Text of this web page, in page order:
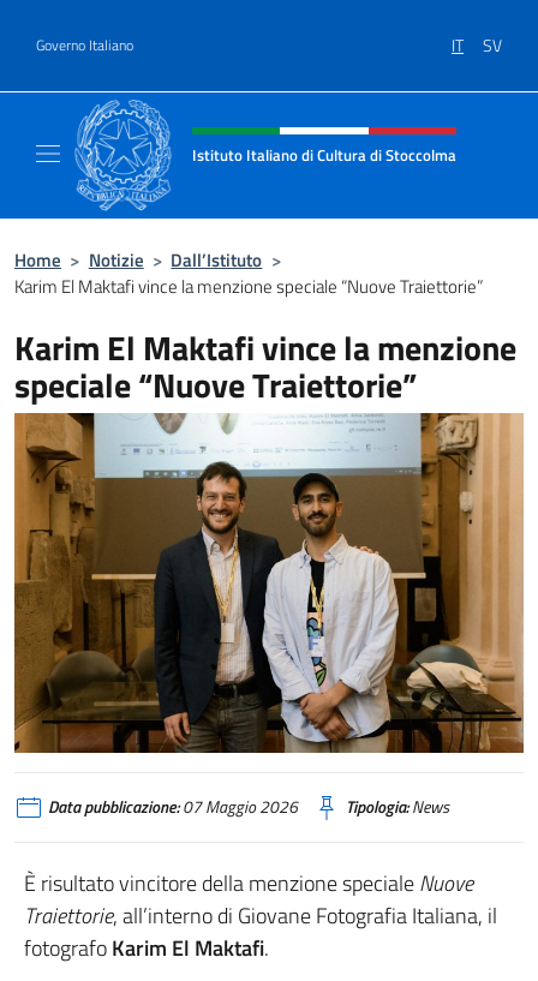
Governo Italiano IT SV
Intestazione sito, social e menù
Istituto Italiano di Cultura di Stoccolma
Home > Notizie > Dall’Istituto >
Karim El Maktafi vince la menzione speciale “Nuove Traiettorie”
Karim El Maktafi vince la menzione
speciale “Nuove Traiettorie”
Data pubblicazione:07 Maggio 2026 Tipologia:News
È risultato vincitore della menzione specialeNuove
Traiettorie, all’interno di Giovane Fotografia Italiana, il
fotografoKarim El Maktafi.